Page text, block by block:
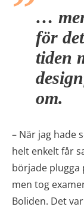
…
för
tiden
om.
– När jag hade
helt enkelt får
började plugga
men tog
Boliden. Det